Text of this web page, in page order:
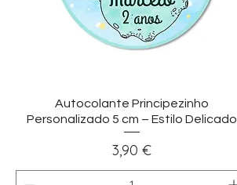
Visualização rápida
Autocolante Principezinho
Personalizado 5 cm – Estilo Delicado
Preço
3,90 €